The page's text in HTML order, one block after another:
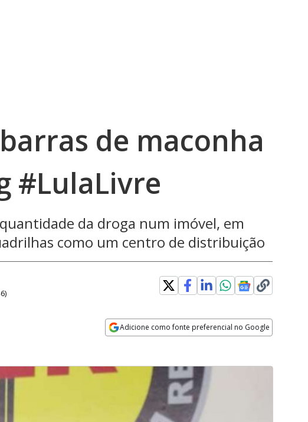
de maconha
#LulaLivre
da droga num imóvel, em
como um centro de distribuição
)
Adicione como fonte preferencial no Google